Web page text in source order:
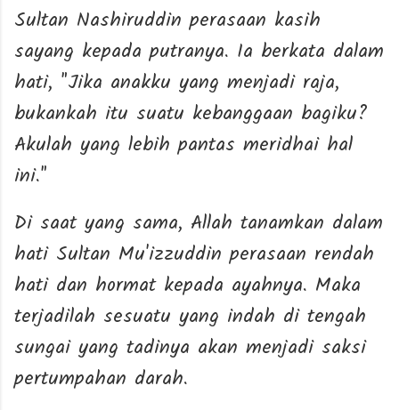
Sultan Nashiruddin perasaan kasih
sayang kepada putranya. Ia berkata dalam
hati, "Jika anakku yang menjadi raja,
bukankah itu suatu kebanggaan bagiku?
Akulah yang lebih pantas meridhai hal
ini."
Di saat yang sama, Allah tanamkan dalam
hati Sultan Mu'izzuddin perasaan rendah
hati dan hormat kepada ayahnya. Maka
terjadilah sesuatu yang indah di tengah
sungai yang tadinya akan menjadi saksi
pertumpahan darah.